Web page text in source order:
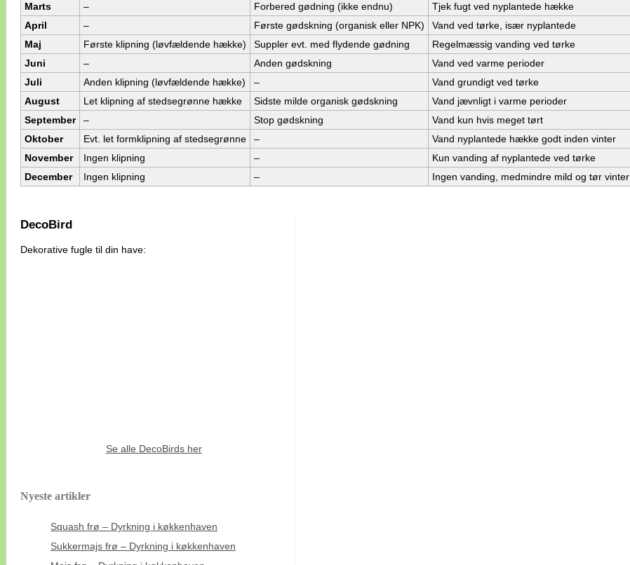
Marts
– Forbered gødning (ikke endnu)
Tjek fugt ved nyplantede hække
April
– Første gødskning (organisk eller NPK)
Vand ved tørke, især nyplantede
Maj
Første klipning (løvfældende hække) Suppler evt. med flydende gødning
Regelmæssig vanding ved tørke
Juni
– Anden gødskning
Vand ved varme perioder
Juli
Anden klipning (løvfældende hække) –
Vand grundigt ved tørke
August
Let klipning af stedsegrønne hække Sidste milde organisk gødskning
Vand jævnligt i varme perioder
September
– Stop gødskning
Vand kun hvis meget tørt
Oktober
Evt. let formklipning af stedsegrønne –
Vand nyplantede hække godt inden vinter
November
Ingen klipning –
Kun vanding af nyplantede ved tørke
December
Ingen klipning – Ingen vanding, medmindre mild og tør vinter
DecoBird
Dekorative fugle til din have:
Se alle DecoBirds her
Nyeste artikler
Squash frø – Dyrkning i køkkenhaven
Sukkermajs frø – Dyrkning i køkkenhaven